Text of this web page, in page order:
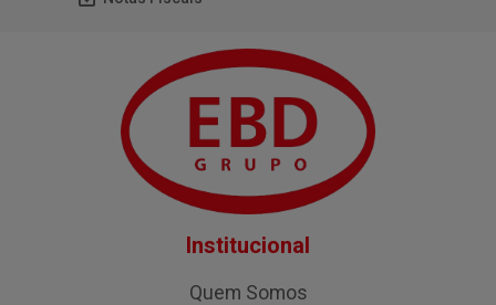
Institucional
Quem Somos